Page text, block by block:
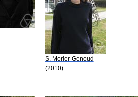
S. Morier-Genoud
(2010)